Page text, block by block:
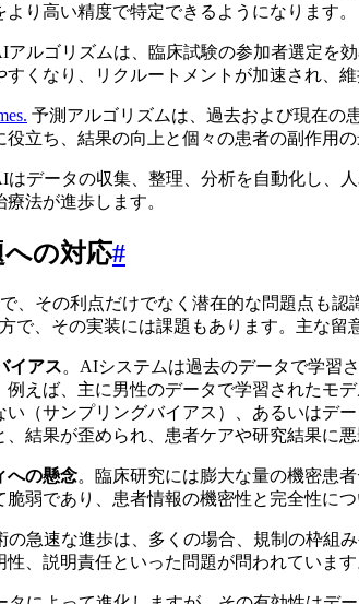
り高い精度で特定できるようになります。
アルゴリズムは、臨床試験の参加者選定を
くなり、リクルートメントが加速され、維
予測アルゴリズムは、過去および現在の
立ち、結果の向上と個々の患者の副作用
はデータの収集、整理、分析を自動化し、
法が進歩します。
の対応#
、その利点だけでなく潜在的な問題点も
で、その実装には課題もあります。主な留
イアス。AIシステムは過去のデータで学習
えば、主に男性のデータで学習されたモ
（サンプリングバイアス）、あるいはデ
結果が歪められ、患者ケアや研究結果に
への懸念。臨床研究には膨大な量の機密患
弱であり、患者情報の機密性と完全性につ
の急速な進歩は、多くの場合、規制の枠組
、説明責任といった問題が問われています